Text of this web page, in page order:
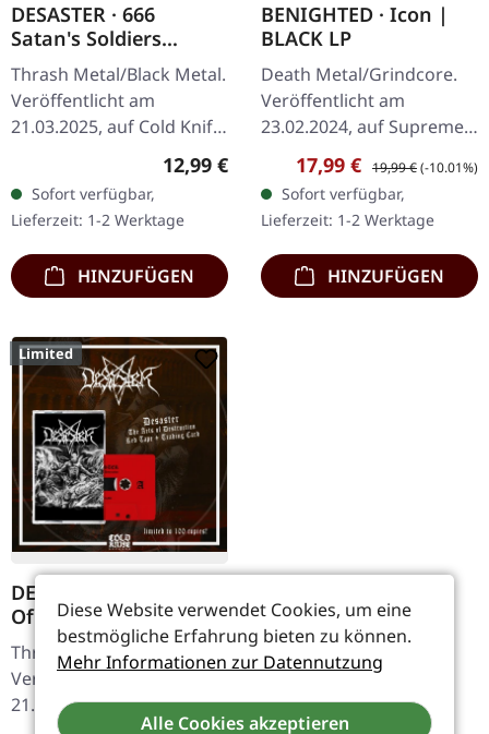
DESASTER · 666
Satan's Soldiers
Syndicate | RED TAPE
Thrash Metal/Black Metal.
Veröffentlicht am
21.03.2025, auf Cold Knife
Records. Rote Kassette
mit schwarzem Aufdruck
in klarer Norelco-Box mit
einem…
Regulärer Preis:
12,99 €
Sofort verfügbar,
Lieferzeit: 1-2 Werktage
HINZUFÜGEN
BENIGHTED · Icon |
BLACK LP
Death Metal/Grindcore.
Veröffentlicht am
23.02.2024, auf Supreme
Chaos Records.
Schwarzes Vinyl mit
schwerem Cover und
Insert. Limitiert auf 300…
Verkaufspreis:
17,99 € Regulärer Preis:
19,99 €(-10.01%)
Sofort verfügbar,
Lieferzeit: 1-2 Werktage
HINZUFÜGEN
Limited
DESASTER · The Arts
Of Destruction | RED
TAPE
Thrash Metal/Black Metal.
Veröffentlicht am
21.03.2025, auf Cold Knife
Diese Website verwendet Cookies, um eine
bestmögliche Erfahrung bieten zu können.
Mehr Informationen zur Datennutzung
Alle Cookies akzeptieren